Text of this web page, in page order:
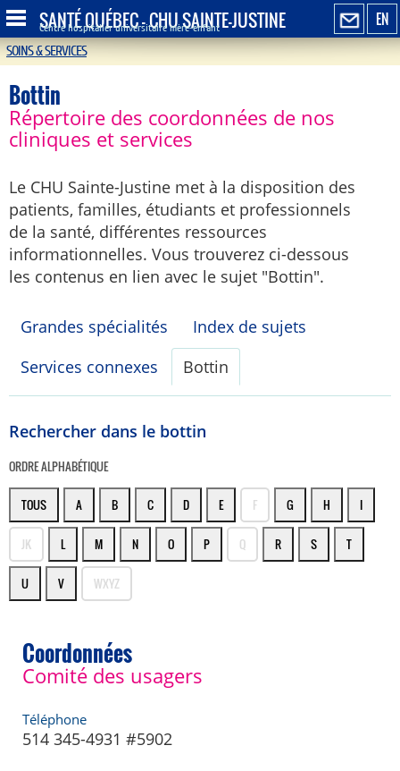
EN
SANTÉ QUÉBEC - CHU SAINTE-JUSTINE
Centre hospitalier universitaire mère-enfant
SOINS & SERVICES
Bottin
Répertoire des coordonnées de nos
cliniques et services
Le CHU Sainte-Justine met à la disposition des
patients, familles, étudiants et professionnels
de la santé, différentes ressources
informationnelles. Vous trouverez ci-dessous
les contenus en lien avec le sujet "Bottin".
Grandes spécialités
Index de sujets
Services connexes
Bottin
Rechercher dans le bottin
ORDRE ALPHABÉTIQUE
TOUS A B C D E F G H I
JK L M N O P Q R S T
U V WXYZ
Coordonnées
Comité des usagers
Téléphone
514 345-4931 #5902